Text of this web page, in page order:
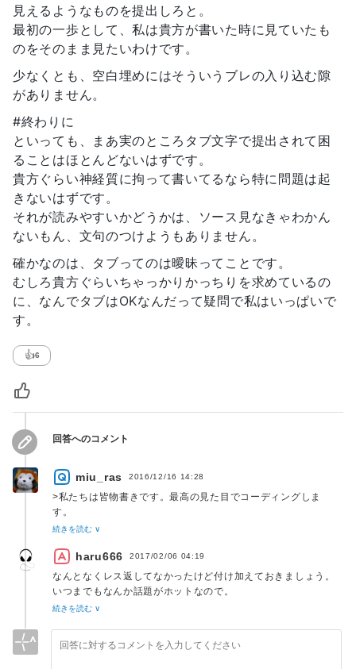
見えるようなものを提出しろと。
最初の一歩として、私は貴方が書いた時に見ていたも
のをそのまま見たいわけです。
少なくとも、空白埋めにはそういうブレの入り込む隙
がありません。
#終わりに
といっても、まあ実のところタブ文字で提出されて困
ることはほとんどないはずです。
貴方ぐらい神経質に拘って書いてるなら特に問題は起
きないはずです。
それが読みやすいかどうかは、ソース見なきゃわかん
ないもん、文句のつけようもありません。
確かなのは、タブってのは曖昧ってことです。
むしろ貴方ぐらいちゃっかりかっちりを求めているの
に、なんでタブはOKなんだって疑問で私はいっぱいで
す。
👍6
回答へのコメント
miu_ras 2016/12/16 14:28
>私たちは皆物書きです。最高の見た目でコーディングしま
す。
>そこで「タブ幅の自由」みたいな話題を読者側の私に振るな
この表現にすべてが集約されているような気がしました。
見ている方向が違うのかなと。
ようなものかなと思いました。
続きを読む ∨
haru666 2017/02/06 04:19
なんとなくレス返してなかったけど付け加えておきましょう。
いつまでもなんか話題がホットなので。
タブ文字は僕からするとラーメンのメニューに「たぶん普通麺
続きを読む ∨